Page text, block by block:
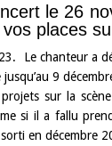
le 26
places
Le chanteur a
9
sur la
si il a fallu
sorti en décembre